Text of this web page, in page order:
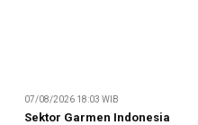
07/08/2026 18:03 WIB
Sektor Garmen Indonesia